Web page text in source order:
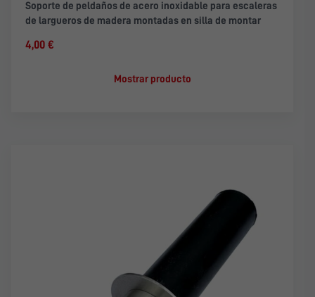
Soporte de peldaños de acero inoxidable para escaleras
de largueros de madera montadas en silla de montar
4,00 €
Mostrar producto